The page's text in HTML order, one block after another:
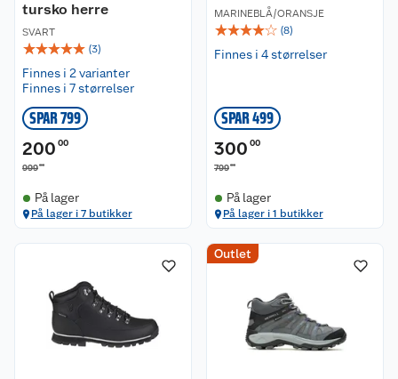
tursko herre
SVART
☆☆☆☆☆ (3)
Finnes i 2 varianter
Finnes i 7 størrelser
SPAR 799
200 00
99900
På lager
På lager i 7 butikker
MARINEBLÅ/ORANSJE
☆☆☆☆☆ (8)
Finnes i 4 størrelser
SPAR 499
300 00
79900
På lager
På lager i 1 butikker
Outlet